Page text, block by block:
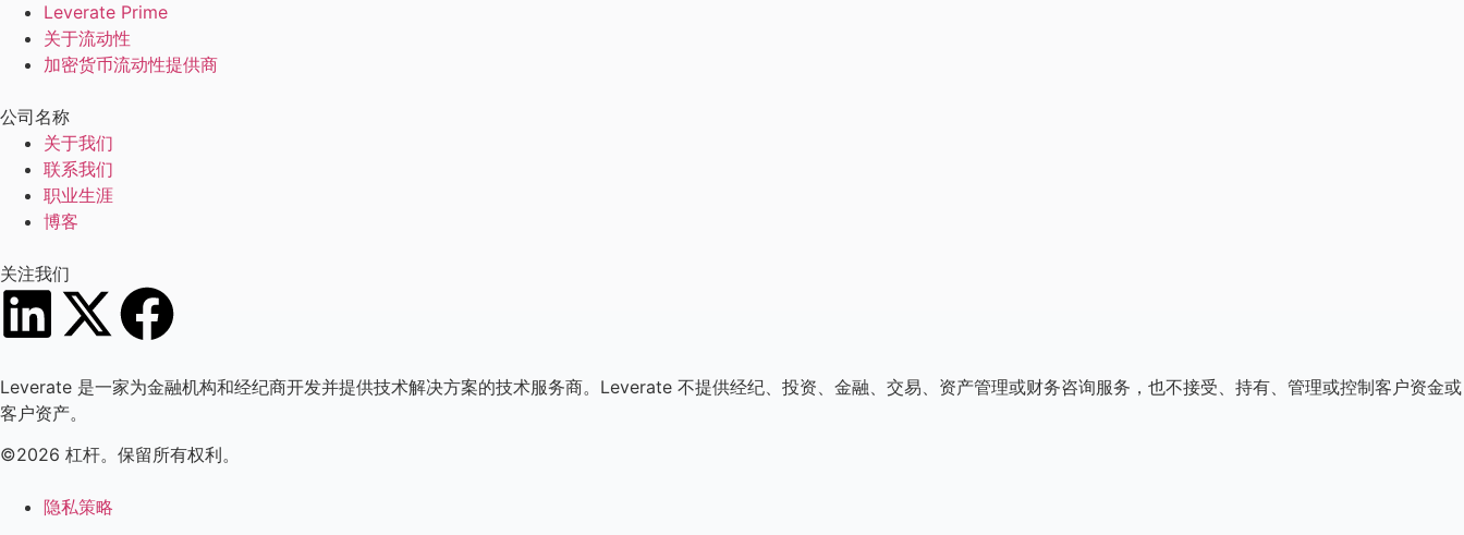
Leverate Prime
关于流动性
加密货币流动性提供商
公司名称
关于我们
联系我们
职业生涯
博客
关注我们
Leverate 是一家为金融机构和经纪商开发并提供技术解决方案的技术服务商。Leverate 不提供经纪、投资、金融、交易、资产管理或财务咨询服务，也不接受、持有、管理或控制客户资金或
客户资产。
©2026 杠杆。保留所有权利。
隐私策略